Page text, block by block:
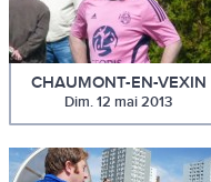
CHAUMONT-EN-VEXIN
Dim. 12 mai 2013